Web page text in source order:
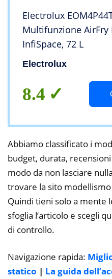
Electrolux
Multifunzione
InfiSpace, 72 L
Electrolux
8.4
Abbiamo classificato i
budget, durata,
modo da non lasciare
trovare la sito
Quindi tieni solo a mente
sfoglia l’articolo e scegli
di controllo.
Navigazione rapida:
statico | La guida